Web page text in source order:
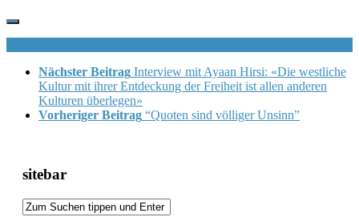
Nächster Beitrag Interview mit Ayaan Hirsi: «Die westliche
Kultur mit ihrer Entdeckung der Freiheit ist allen anderen
Kulturen überlegen»
Vorheriger Beitrag “Quoten sind völliger Unsinn”
sitebar